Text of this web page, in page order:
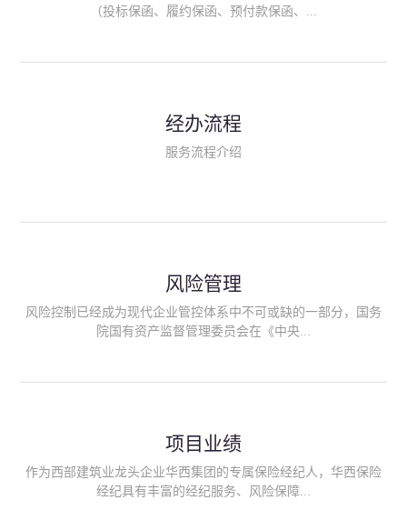
（投标保函、履约保函、预付款保函、...
险、政府公共安全责任保险/自然灾害公众责任保险、精神病监护
人责任险、首台套/首版次保险、科技保险等）；（三）传统财产
险产品；（六）保险招投标业务。随着业务的开展，华西经纪会
供专业、优质的保险经纪服务。
经办流程
服务流程介绍
风险管理
风险控制已经成为现代企业管控体系中不可或缺的一部分，国务
院国有资产监督管理委员会在《中央...
能够为客户降低风险管理成本，提高经营效率；能够为企业提供
从风险评估、风险分析、风险防范、风险转移到灾后防损、索赔
等全方位、全过程、专家式的服务，拓展和深化由保险公司提供
项目业绩
作为西部建筑业龙头企业华西集团的专属保险经纪人，华西保险
经纪具有丰富的经纪服务、风险保障...